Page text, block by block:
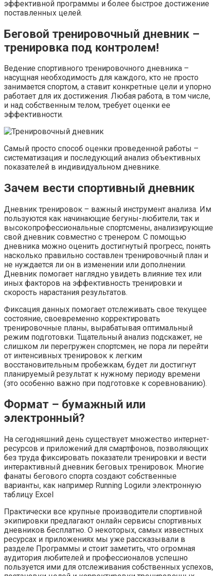
эффективной программы и более быстрое достижение
поставленных целей.
Беговой тренировочный дневник –
тренировка под контролем!
Ведение спортивного тренировочного дневника –
насущная необходимость для каждого, кто не просто
занимается спортом, а ставит конкретные цели и упорно
работает для их достижения. Любая работа, в том числе,
и над собственным телом, требует оценки ее
эффективности.
Самый просто способ оценки проведенной работы –
систематизация и последующий анализ объективных
показателей в индивидуальном дневнике.
Зачем вести спортивный дневник
Дневник тренировок – важный инструмент анализа. Им
пользуются как начинающие бегуны-любители, так и
высокопрофессиональные спортсмены, анализирующие
свой дневник совместно с тренером. С помощью
дневника можно оценить достигнутый прогресс, понять
насколько правильно составлен тренировочный план и
не нуждается ли он в изменении или дополнении.
Дневник помогает наглядно увидеть влияние тех или
иных факторов на эффективность тренировки и
скорость нарастания результатов.
Фиксация данных помогает отслеживать свое текущее
состояние, своевременно корректировать
тренировочные планы, вырабатывая оптимальный
режим подготовки. Тщательный анализ подскажет, не
слишком ли перегружен спортсмен, не пора ли перейти
от интенсивных тренировок к легким
восстановительным пробежкам, будет ли достигнут
планируемый результат к нужному периоду времени
(это особенно важно при подготовке к соревнованию).
Формат – бумажный или
электронный?
На сегодняшний день существует множество интернет-
ресурсов и приложений для смартфонов, позволяющих
без труда фиксировать показатели тренировки и вести
интерактивный дневник беговых тренировок. Многие
фанаты бегового спорта создают собственные
варианты, как например Running Logили электронную
таблицу Excel
Практически все крупные производители спортивной
экипировки предлагают онлайн сервисы спортивных
дневников бесплатно. О некоторых, самых известных
ресурсах и приложениях мы уже рассказывали в
разделе Программы и стоит заметить, что огромная
аудитория любителей и профессионалов успешно
пользуется ими для отслеживания собственных успехов,